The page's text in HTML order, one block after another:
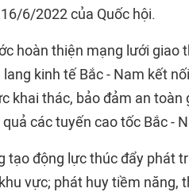
6/2022 của Quốc hội.
hoàn thiện mạng lưới giao
kinh tế Bắc - Nam kết
khai thác, bảo đảm an toàn
các tuyến cao tốc Bắc -
tạo động lực thúc đẩy phát
vực; phát huy tiềm năng,